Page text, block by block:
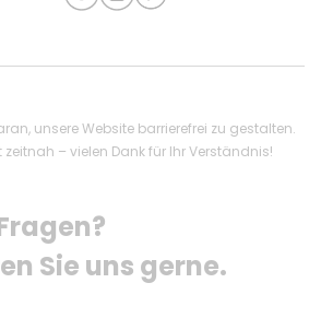
unsere Website barrierefrei zu gestalten.
– vielen Dank für Ihr Verständnis!
Sie uns gerne.